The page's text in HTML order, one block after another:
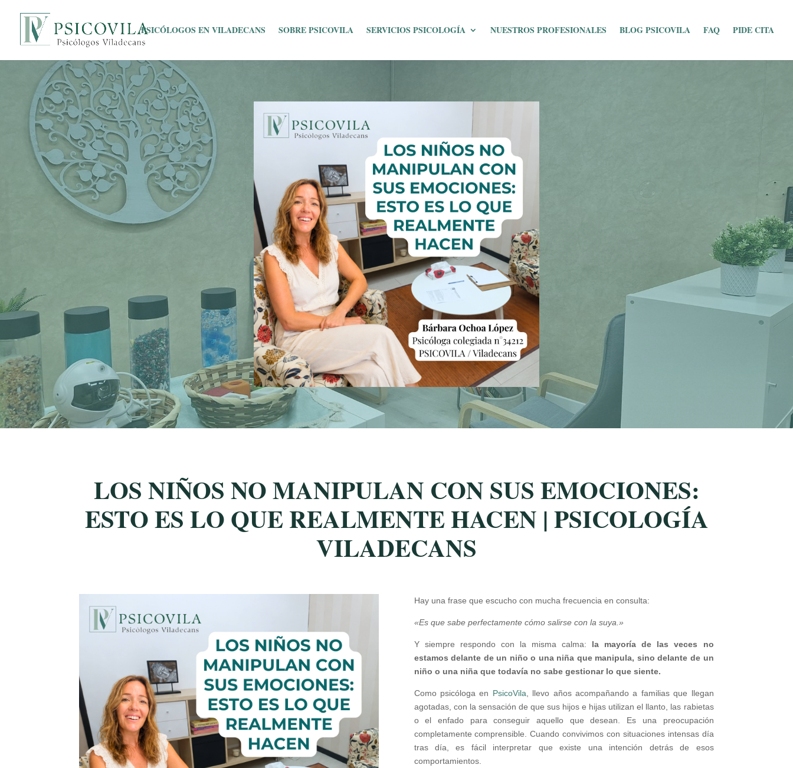
PSICÓLOGOS EN VILADECANS SOBRE PSICOVILA SERVICIOS PSICOLOGÍA NUESTROS PROFESIONALES BLOG PSICOVILA FAQ PIDE CITA
LOS NIÑOS NO MANIPULAN CON SUS EMOCIONES:
ESTO ES LO QUE REALMENTE HACEN | PSICOLOGÍA
VILADECANS
Hay una frase que escucho con mucha frecuencia en consulta:
«Es que sabe perfectamente cómo salirse con la suya.»
Y siempre respondo con la misma calma: la mayoría de las veces no
estamos delante de un niño o una niña que manipula, sino delante de un
niño o una niña que todavía no sabe gestionar lo que siente.
Como psicóloga en PsicoVila , llevo años acompañando a familias que llegan
agotadas, con la sensación de que sus hijos e hijas utilizan el llanto, las rabietas
o el enfado para conseguir aquello que desean. Es una preocupación
completamente comprensible. Cuando convivimos con situaciones intensas día
tras día, es fácil interpretar que existe una intención detrás de esos
comportamientos.